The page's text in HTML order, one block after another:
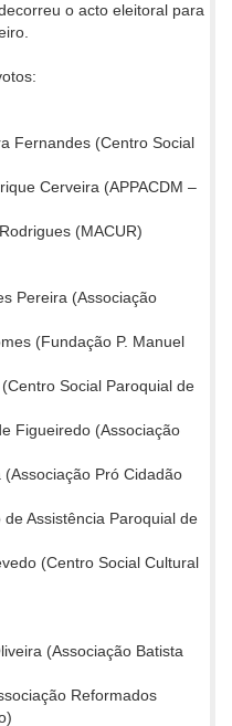
o acto eleitoral para
Fernandes (Centro Social
Cerveira (APPACDM –
(MACUR)
Pereira (Associação
(Fundação P. Manuel
Social Paroquial de
Figueiredo (Associação
Pró Cidadão
Assistência Paroquial de
(Centro Social Cultural
(Associação Batista
Reformados